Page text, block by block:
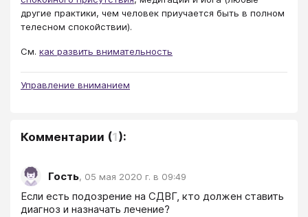
другие практики, чем человек приучается быть в полном
телесном спокойствии).
См. как развить внимательность
Управление вниманием
Комментарии (1):
Гость, 05 мая 2020 г. в 09:49
Если есть подозрение на СДВГ, кто должен ставить
диагноз и назначать лечение?